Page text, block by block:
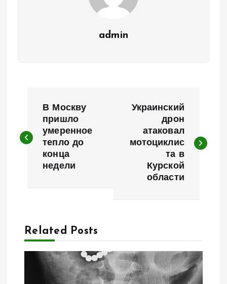
admin
в
а
ц
В Москву
пришло
умеренное
тепло до
конца
недели
Украинский
дрон
атаковал
мотоциклис
та в
Курской
области
Related Posts